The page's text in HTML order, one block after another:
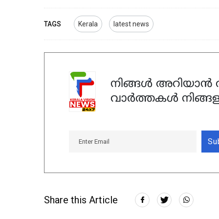
TAGS Kerala latest news
നിങ്ങൾ അറിയാൻ
വാർത്തകൾ
Share this Article